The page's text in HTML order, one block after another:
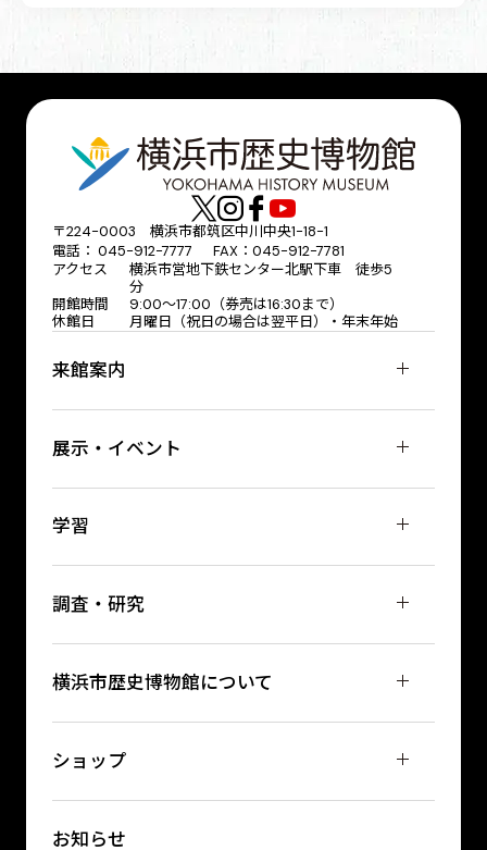
〒224-0003 横浜市都筑区中川中央1-18-1
電話： 045-912-7777 FAX：045-912-7781
アクセス
横浜市営地下鉄センター北駅下車 徒歩5
分
開館時間
9:00〜17:00（券売は16:30まで）
休館日
月曜日（祝日の場合は翌平日）・年末年始
来館案内
展示・イベント
学習
調査・研究
横浜市歴史博物館について
ショップ
お知らせ